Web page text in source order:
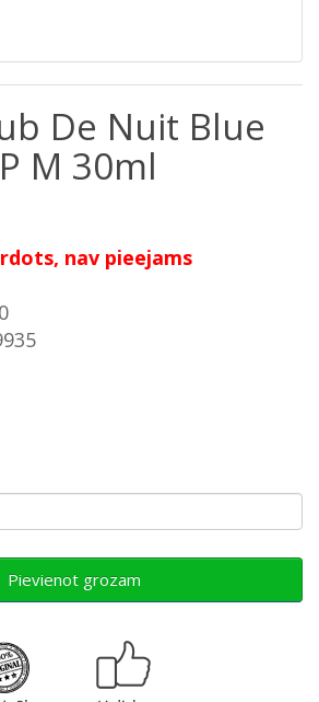
De Nuit Blue
M 30ml
nav pieejams
Pievienot grozam